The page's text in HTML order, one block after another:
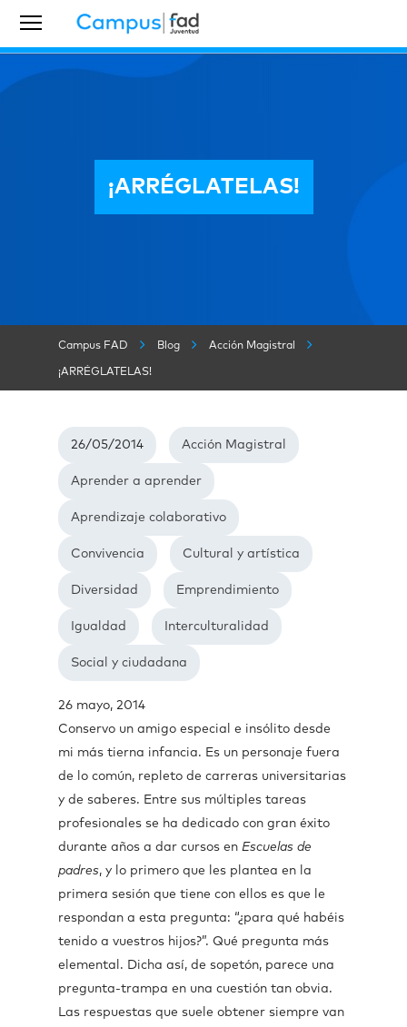
¡ARRÉGLATELAS!
Campus FAD Blog Acción Magistral
¡ARRÉGLATELAS!
26/05/2014 Acción Magistral
Aprender a aprender
Aprendizaje colaborativo
Convivencia Cultural y artística
Diversidad Emprendimiento
Igualdad Interculturalidad
Social y ciudadana
26 mayo, 2014
Conservo un amigo especial e insólito desde
mi más tierna infancia. Es un personaje fuera
de lo común, repleto de carreras universitarias
y de saberes. Entre sus múltiples tareas
profesionales se ha dedicado con gran éxito
durante años a dar cursos en Escuelas de
padres, y lo primero que les plantea en la
primera sesión que tiene con ellos es que le
respondan a esta pregunta: “¿para qué habéis
tenido a vuestros hijos?”. Qué pregunta más
elemental. Dicha así, de sopetón, parece una
pregunta-trampa en una cuestión tan obvia.
Las respuestas que suele obtener siempre van